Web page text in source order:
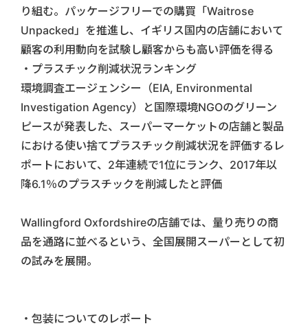
り組む。パッケージフリーでの購買「Waitrose
Unpacked」を推進し、イギリス国内の店舗において
顧客の利用動向を試験し顧客からも高い評価を得る
・プラスチック削減状況ランキング
環境調査エージェンシー（EIA, Environmental
Investigation Agency）と国際環境NGOのグリーン
ピースが発表した、スーパーマーケットの店舗と製品
における使い捨てプラスチック削減状況を評価するレ
ポートにおいて、2年連続で1位にランク、2017年以
降6.1％のプラスチックを削減したと評価
Wallingford Oxfordshireの店舗では、量り売りの商
品を通路に並べるという、全国展開スーパーとして初
の試みを展開。
・包装についてのレポート